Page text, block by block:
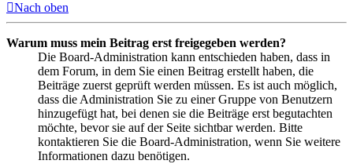
Nach oben
Warum muss mein Beitrag erst freigegeben werden?
Die Board-Administration kann entschieden haben, dass in
dem Forum, in dem Sie einen Beitrag erstellt haben, die
Beiträge zuerst geprüft werden müssen. Es ist auch möglich,
dass die Administration Sie zu einer Gruppe von Benutzern
hinzugefügt hat, bei denen sie die Beiträge erst begutachten
möchte, bevor sie auf der Seite sichtbar werden. Bitte
kontaktieren Sie die Board-Administration, wenn Sie weitere
Informationen dazu benötigen.